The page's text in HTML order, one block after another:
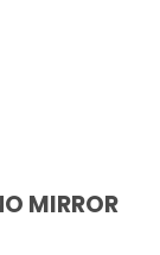
MIRROR